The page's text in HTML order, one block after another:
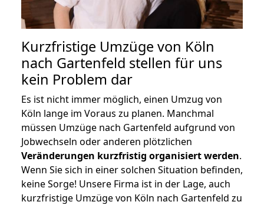
Kurzfristige Umzüge von Köln
nach Gartenfeld stellen für uns
kein Problem dar
Es ist nicht immer möglich, einen Umzug von
Köln lange im Voraus zu planen. Manchmal
müssen Umzüge nach Gartenfeld aufgrund von
Jobwechseln oder anderen plötzlichen
Veränderungen kurzfristig organisiert werden.
Wenn Sie sich in einer solchen Situation befinden,
keine Sorge! Unsere Firma ist in der Lage, auch
kurzfristige Umzüge von Köln nach Gartenfeld zu